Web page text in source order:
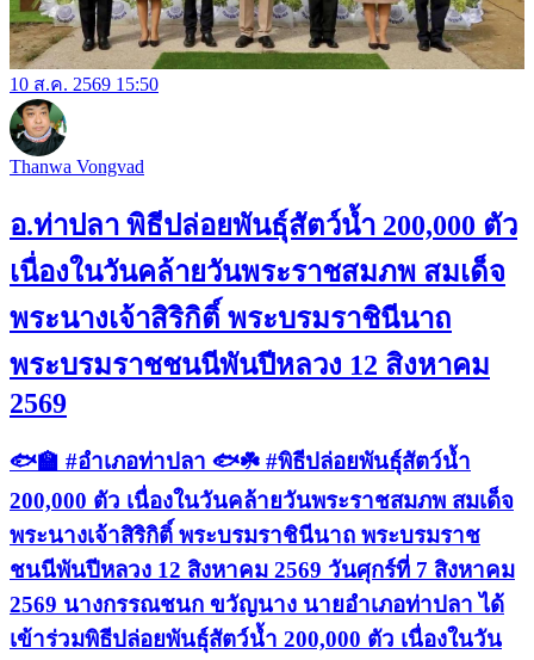
10 ส.ค. 2569 15:50
Thanwa Vongvad
อ.ท่าปลา พิธีปล่อยพันธุ์สัตว์น้ำ 200,000 ตัว
เนื่องในวันคล้ายวันพระราชสมภพ สมเด็จ
พระนางเจ้าสิริกิติ์ พระบรมราชินีนาถ
พระบรมราชชนนีพันปีหลวง 12 สิงหาคม
2569
🐟🏫 #อำเภอท่าปลา 🐟☘️ #พิธีปล่อยพันธุ์สัตว์น้ำ
200,000 ตัว เนื่องในวันคล้ายวันพระราชสมภพ สมเด็จ
พระนางเจ้าสิริกิติ์ พระบรมราชินีนาถ พระบรมราช
ชนนีพันปีหลวง 12 สิงหาคม 2569 วันศุกร์ที่ 7 สิงหาคม
2569 นางกรรณชนก ขวัญนาง นายอำเภอท่าปลา ได้
เข้าร่วมพิธีปล่อยพันธุ์สัตว์น้ำ 200,000 ตัว เนื่องในวัน